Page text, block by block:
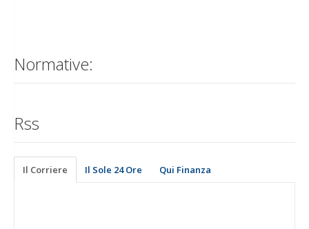
Normative:
Rss
Il Corriere Il Sole 24 Ore Qui Finanza